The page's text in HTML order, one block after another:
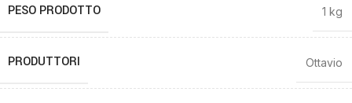
PESO PRODOTTO 1 kg
PRODUTTORI Ottavio